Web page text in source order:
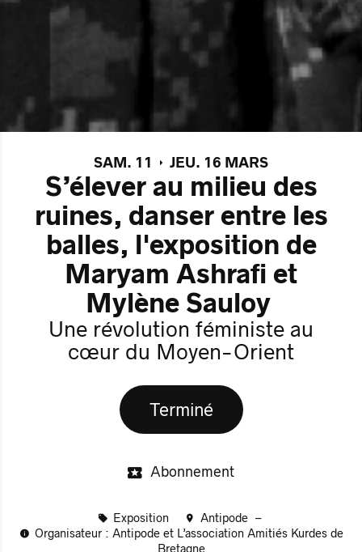
SAM. 11 JEU. 16 MARS
S’élever au milieu des
ruines, danser entre les
balles, l'exposition de
Maryam Ashrafi et
Mylène Sauloy
Une révolution féministe au
cœur du Moyen-Orient
Terminé
Abonnement
Exposition
Antipode
Organisateur : Antipode et L’association Amitiés Kurdes de
Bretagne